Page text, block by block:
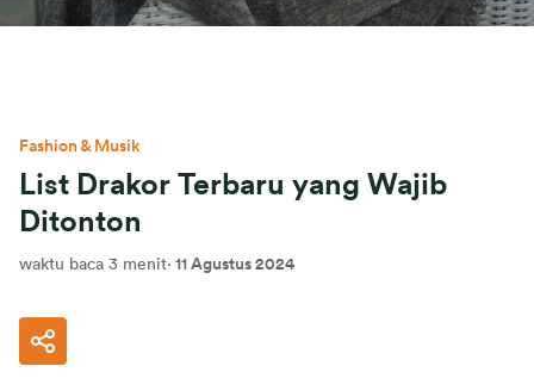
Fashion & Musik
List Drakor Terbaru yang Wajib
Ditonton
waktu baca 3 menit· 11 Agustus 2024